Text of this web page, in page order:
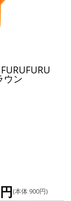
ウン
(本体 900円)